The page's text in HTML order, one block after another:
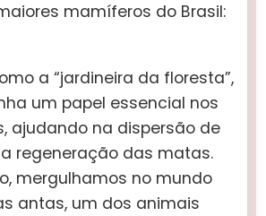
mamíferos do Brasil:
a “jardineira da floresta”,
um papel essencial nos
ajudando na dispersão de
regeneração das matas.
mergulhamos no mundo
antas, um dos animais